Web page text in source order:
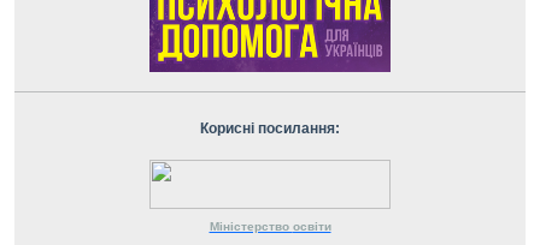
Корисні посилання:
Міністерство освіти